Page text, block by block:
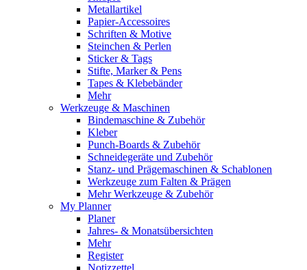
Metallartikel
Papier-Accessoires
Schriften & Motive
Steinchen & Perlen
Sticker & Tags
Stifte, Marker & Pens
Tapes & Klebebänder
Mehr
Werkzeuge & Maschinen
Bindemaschine & Zubehör
Kleber
Punch-Boards & Zubehör
Schneidegeräte und Zubehör
Stanz- und Prägemaschinen & Schablonen
Werkzeuge zum Falten & Prägen
Mehr Werkzeuge & Zubehör
My Planner
Planer
Jahres- & Monatsübersichten
Mehr
Register
Notizzettel